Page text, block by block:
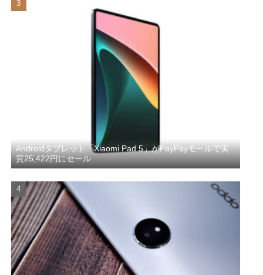
Androidタブレット「Xiaomi Pad 5」がPayPayモールで実
質25,422円にセール